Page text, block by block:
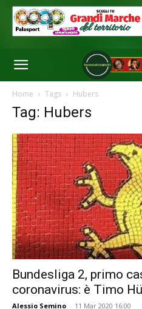
Home Tags Hubers
Tag: Hubers
Bundesliga 2, primo
coronavirus: è Timo
Alessio Semino - 11 Mar 2020 16:00